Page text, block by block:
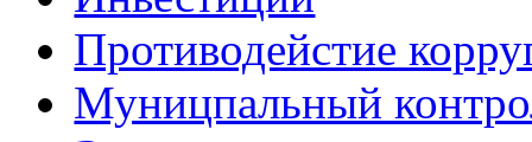
Противодейстие
Муницпальный